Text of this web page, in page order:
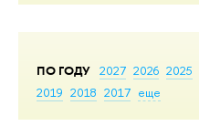
ПО ГОДУ 2027 2026 2025
2019 2018 2017 еще